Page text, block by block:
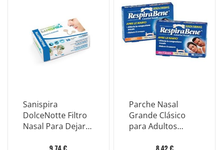
Sanispira
DolceNotte Filtro
Nasal Para Dejar
Parche Nasal
Grande Clásico
para Adultos